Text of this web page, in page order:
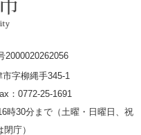
2000020262056
字柳縄手345-1
0772-25-1691
時30分まで（土曜・日曜日、祝
庁）